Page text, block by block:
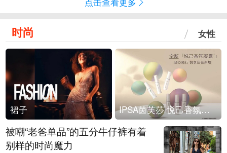
时尚 女性
裙子 IPSA茵芙莎 悦己香氛凝露上市
被嘲“老爸单品”的五分牛仔裤有着
别样的时尚魔力